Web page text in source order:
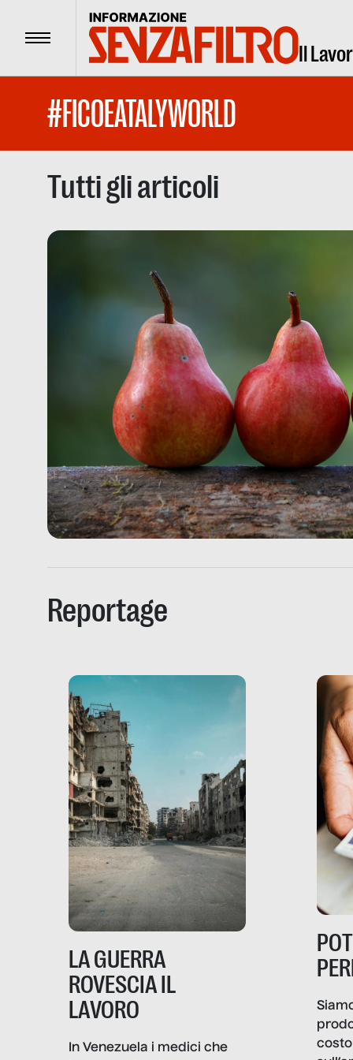
Menu Il
#FICOEATALYWORLD
Tutti gli articoli
Reportage
LA GUERRA
ROVESCIA IL
LAVORO
In Venezuela i medici che